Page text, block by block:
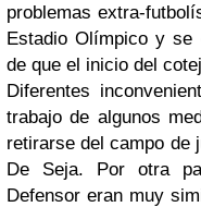
problemas extra-
Estadio Olímpico y se
de que el inicio del
Diferentes
trabajo de algunos
retirarse del campo de
De Seja. Por otra
Defensor eran muy